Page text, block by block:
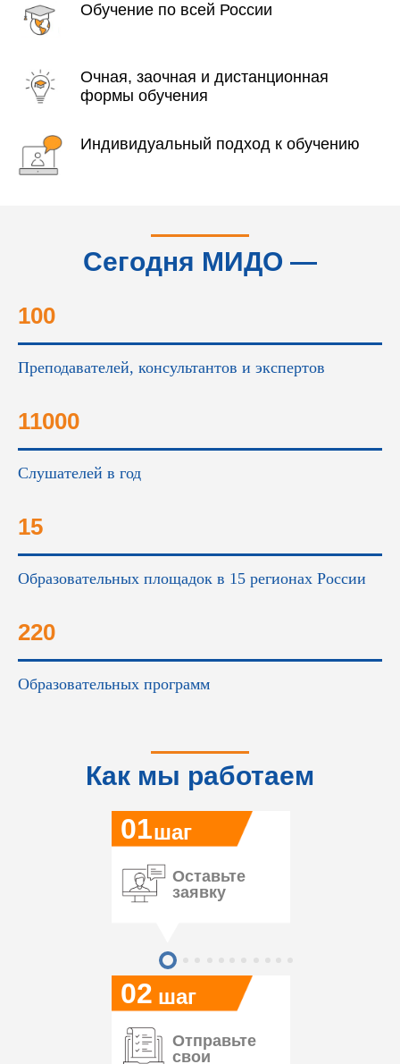
Обучение по всей России
Очная, заочная и дистанционная
формы обучения
Индивидуальный подход к обучению
Сегодня МИДО —
100
Преподавателей, консультантов и экспертов
11000
Слушателей в год
15
Образовательных площадок в 15 регионах России
220
Образовательных программ
Как мы работаем
02
01
Оставьте
заявку
шаг
шаг
Отправьте
свои